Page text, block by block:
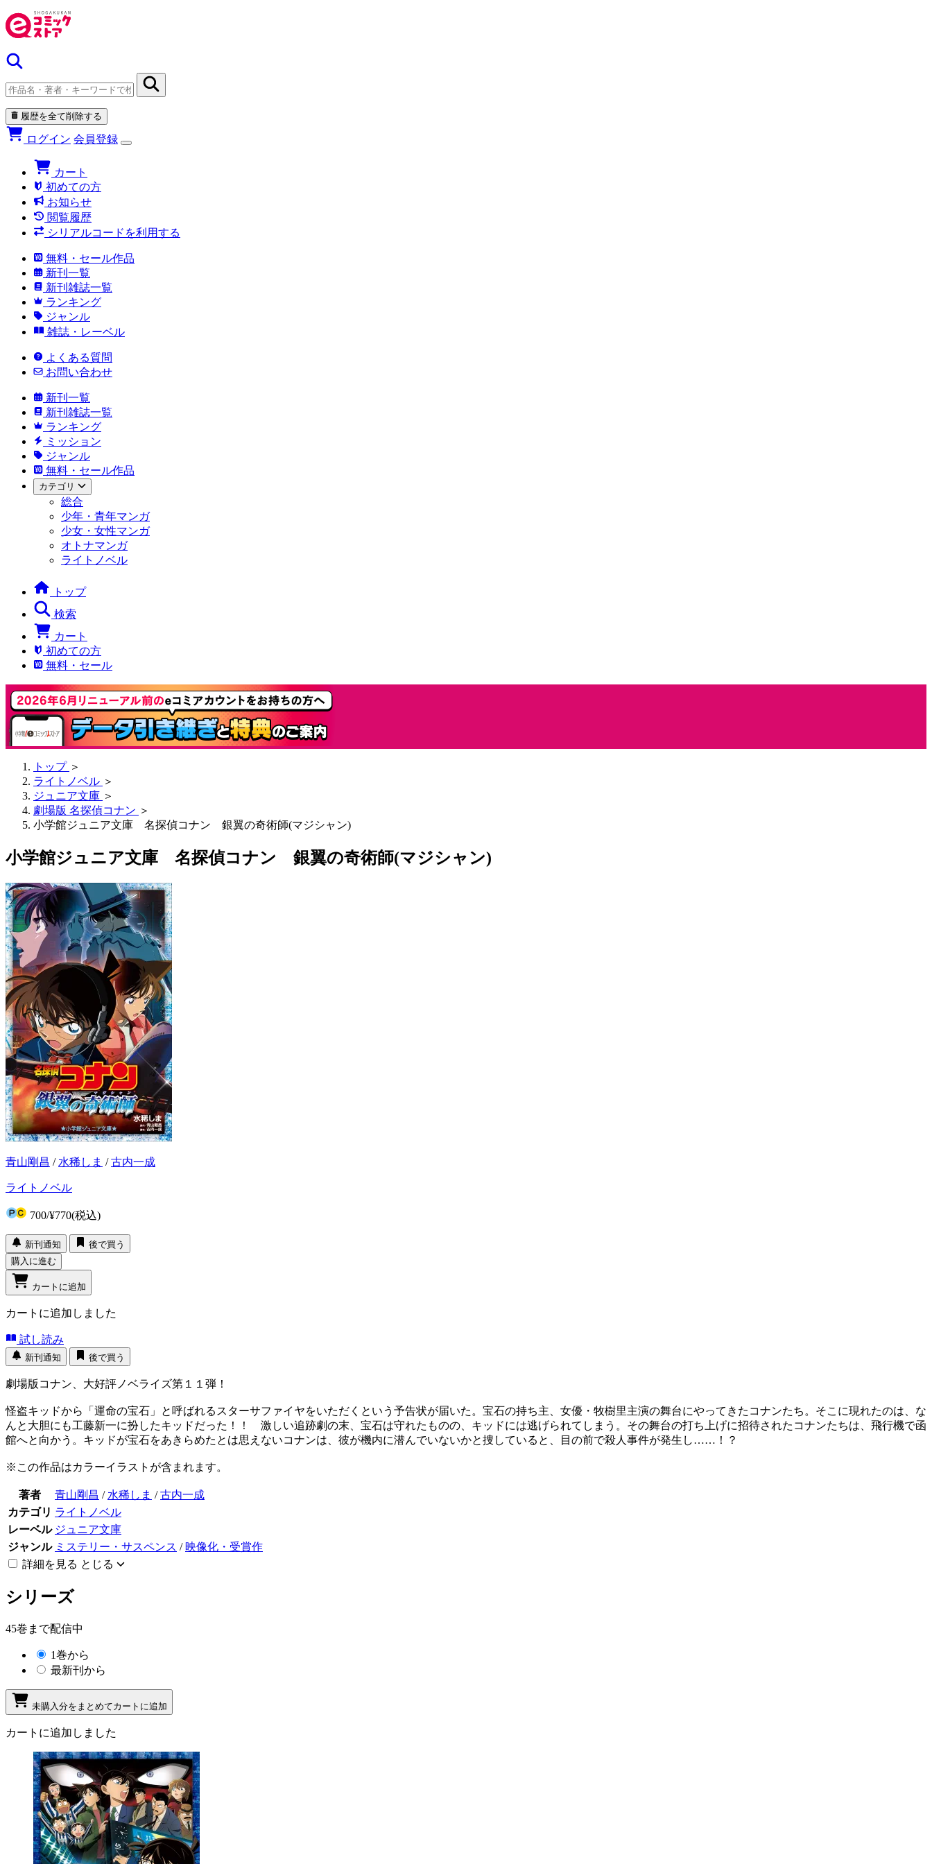
履歴を全て削除する
ログイン 会員登録
カート
初めての方
お知らせ
閲覧履歴
シリアルコードを利用する
無料・セール作品
新刊一覧
新刊雑誌一覧
ランキング
ジャンル
雑誌・レーベル
よくある質問
お問い合わせ
新刊一覧
新刊雑誌一覧
ランキング
ミッション
ジャンル
無料・セール作品
カテゴリ
総合
少年・青年マンガ
少女・女性マンガ
オトナマンガ
ライトノベル
トップ
検索
カート
初めての方
無料・セール
トップ ＞
ライトノベル ＞
ジュニア文庫 ＞
劇場版 名探偵コナン ＞
小学館ジュニア文庫 名探偵コナン 銀翼の奇術師(マジシャン)
小学館ジュニア文庫 名探偵コナン 銀翼の奇術師(マジシャン)
青山剛昌 / 水稀しま /古内一成
ライトノベル
700/¥770(税込)
新刊通知
後で買う
購入に進む
カートに追加
カートに追加しました
試し読み
新刊通知 後で買う
劇場版コナン、大好評ノベライズ第１１弾！
怪盗キッドから「運命の宝石」と呼ばれるスターサファイヤをいただくという予告状が届いた。宝石の持ち主、女優・牧樹里主演の舞台にやってきたコナンたち。そこに現れたのは、な
んと大胆にも工藤新一に扮したキッドだった！！ 激しい追跡劇の末、宝石は守れたものの、キッドには逃げられてしまう。その舞台の打ち上げに招待されたコナンたちは、飛行機で函
館へと向かう。キッドが宝石をあきらめたとは思えないコナンは、彼が機内に潜んでいないかと捜していると、目の前で殺人事件が発生し……！？
※この作品はカラーイラストが含まれます。
著者 青山剛昌 / 水稀しま /古内一成
カテゴリ ライトノベル
レーベル ジュニア文庫
ジャンル ミステリー・サスペンス / 映像化・受賞作
詳細を見る とじる
シリーズ
45巻まで配信中
1巻から
最新刊から
未購入分をまとめてカートに追加
カートに追加しました